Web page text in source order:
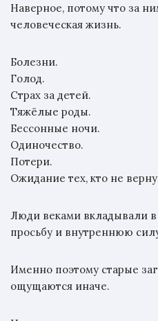
Наверное, потому что за
человеческая жизнь.
Болезни.
Голод.
Страх за детей.
Тяжёлые роды.
Бессонные ночи.
Одиночество.
Потери.
Ожидание тех, кто не
Люди веками вкладывали в
просьбу и внутреннюю
Именно поэтому старые
ощущаются иначе.